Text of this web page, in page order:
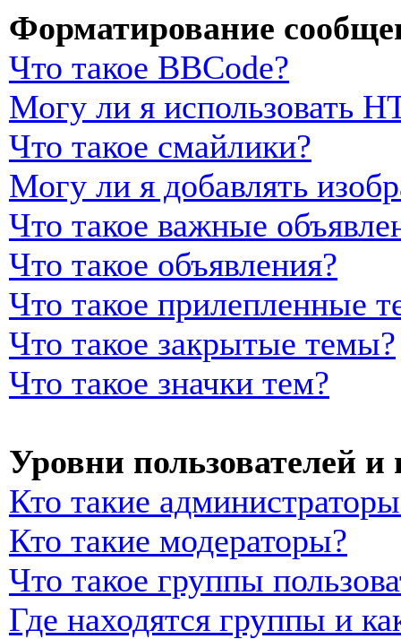
Форматирование
Что такое BBCode?
Могу ли я использовать
Что такое смайлики?
Могу ли я добавлять
Что такое важные
Что такое объявления?
Что такое прилепленные
Что такое закрытые темы?
Что такое значки тем?
Уровни пользователей
Кто такие
Кто такие модераторы?
Что такое группы
Где находятся группы и